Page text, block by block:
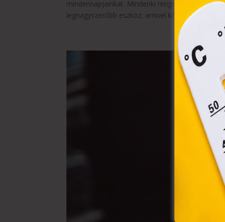
mindennapjainkat. Mindenki rengeteg időt tölt a
legnagyszerűbb eszköz, amivel könnyen,...